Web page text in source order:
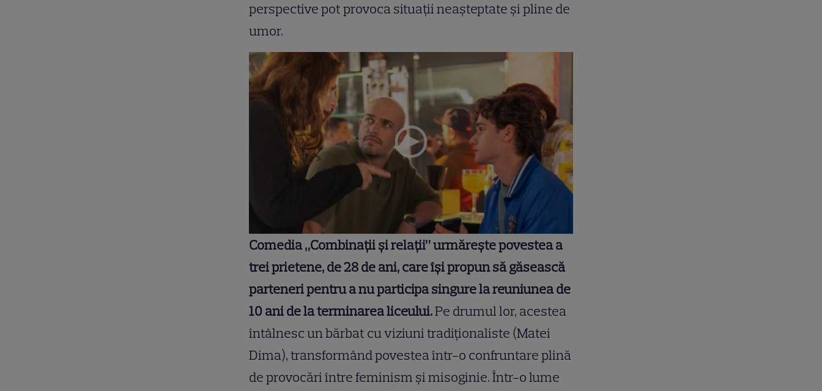
perspective pot provoca situații neașteptate și pline de
umor.
Comedia „Combinații și relații” urmărește povestea a
trei prietene, de 28 de ani, care își propun să găsească
parteneri pentru a nu participa singure la reuniunea de
10 ani de la terminarea liceului.Pe drumul lor, acestea
întâlnesc un bărbat cu viziuni tradiționaliste (Matei
Dima), transformând povestea într-o confruntare plină
de provocări între feminism și misoginie. Într-o lume